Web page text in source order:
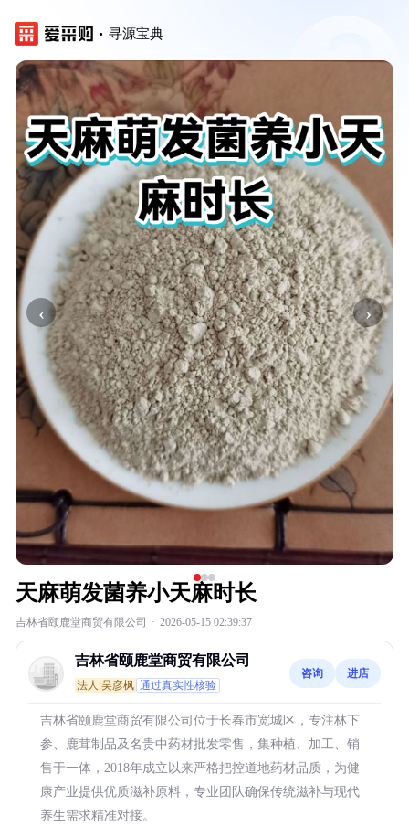
寻源宝典
‹ ›
天麻萌发菌养小天麻时长
吉林省颐鹿堂商贸有限公司 · 2026-05-15 02:39:37
吉林省颐鹿堂商贸有限公司
法人:吴彦枫 通过真实性核验
咨询 进店
吉林省颐鹿堂商贸有限公司位于长春市宽城区，专注林下
参、鹿茸制品及名贵中药材批发零售，集种植、加工、销
售于一体，2018年成立以来严格把控道地药材品质，为健
康产业提供优质滋补原料，专业团队确保传统滋补与现代
养生需求精准对接。